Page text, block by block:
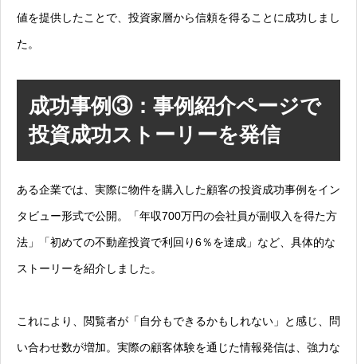
値を提供したことで、投資家層から信頼を得ることに成功しまし
た。
成功事例③：事例紹介ページで
投資成功ストーリーを発信
ある企業では、実際に物件を購入した顧客の投資成功事例をイン
タビュー形式で公開。「年収700万円の会社員が副収入を得た方
法」「初めての不動産投資で利回り6％を達成」など、具体的な
ストーリーを紹介しました。
これにより、閲覧者が「自分もできるかもしれない」と感じ、問
い合わせ数が増加。実際の顧客体験を通じた情報発信は、強力な